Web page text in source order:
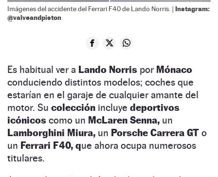
Imágenes del accidente del Ferrari F40 de Lando Norris. | Instagram:
@valveandpiston
Es habitual ver a Lando Norris por Mónaco
conduciendo distintos modelos; coches que
estarían en el garaje de cualquier amante del
motor. Su colección incluye deportivos
icónicos como un McLaren Senna, un
Lamborghini Miura, un Porsche Carrera GT o
un Ferrari F40, que ahora ocupa numerosos
titulares.